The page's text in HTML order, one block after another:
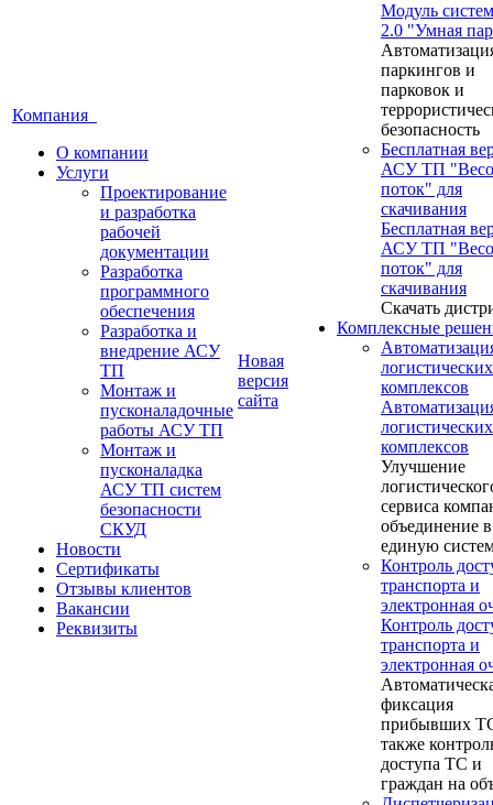
Компания
О компании
Услуги
Проектирование
и разработка
рабочей
документации
Разработка
программного
обеспечения
Разработка и
внедрение АСУ
ТП
Монтаж и
пусконаладочные
работы АСУ ТП
Монтаж и
пусконаладка
АСУ ТП систем
безопасности
СКУД
Новости
Сертификаты
Отзывы клиентов
Вакансии
Реквизиты
Новая
версия
сайта
Модуль
2.0 "Умная
паркингов и
парковок и
безопасность
Бесплатная
АСУ ТП
поток" для
скачивания
Бесплатная
АСУ ТП
поток" для
скачивания
Скачать
Комплексные
логистических
комплексов
логистических
комплексов
Улучшение
сервиса
объединение в
единую
Контроль
транспорта и
электронная
Контроль
транспорта и
электронная
фиксация
прибывших
также
доступа ТС и
граждан на